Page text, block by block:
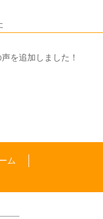
を追加しました！
ム